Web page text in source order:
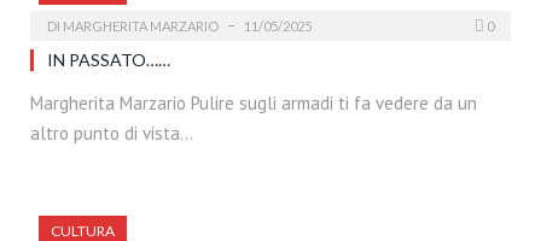
DI MARGHERITA MARZARIO 11/05/2025 0
IN PASSATO……
Margherita Marzario Pulire sugli armadi ti fa vedere da un
altro punto di vista…
CULTURA